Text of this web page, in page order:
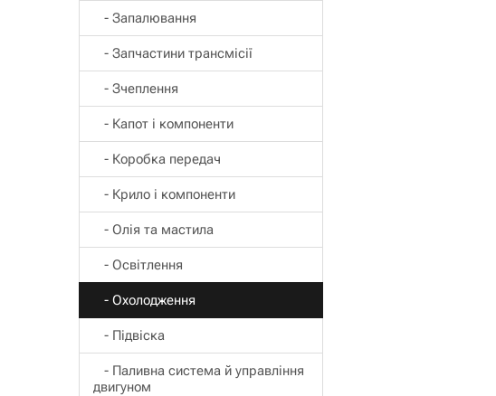
- Запалювання
- Запчастини трансмісії
- Зчеплення
- Капот і компоненти
- Коробка передач
- Крило і компоненти
- Олія та мастила
- Освітлення
- Охолодження
- Підвіска
- Паливна система й управління
двигуном